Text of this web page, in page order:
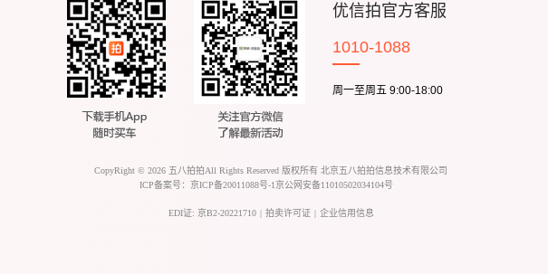
优信拍官方客服
1010-1088
周一至周五 9:00-18:00
CopyRight © 2026 五八拍拍All Rights Reserved 版权所有 北京五八拍拍信息技术有限公司
ICP备案号： 京ICP备20011088号-1京公网安备11010502034104号
EDI证: 京B2-20221710 | 拍卖许可证 | 企业信用信息